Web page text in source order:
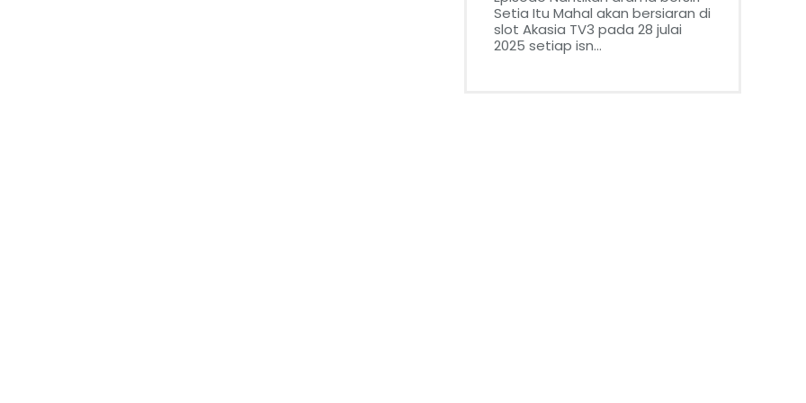
Setia Itu Mahal akan bersiaran di
slot Akasia TV3 pada 28 julai
2025 setiap isn...